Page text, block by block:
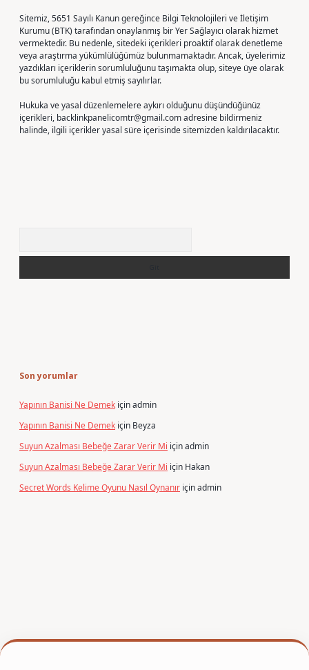
Sitemiz, 5651 Sayılı Kanun gereğince Bilgi Teknolojileri ve İletişim
Kurumu (BTK) tarafından onaylanmış bir Yer Sağlayıcı olarak hizmet
vermektedir. Bu nedenle, sitedeki içerikleri proaktif olarak denetleme
veya araştırma yükümlülüğümüz bulunmamaktadır. Ancak, üyelerimiz
yazdıkları içeriklerin sorumluluğunu taşımakta olup, siteye üye olarak
bu sorumluluğu kabul etmiş sayılırlar.
Hukuka ve yasal düzenlemelere aykırı olduğunu düşündüğünüz
içerikleri, backlinkpanelicomtr@gmail.comadresine bildirmeniz
halinde, ilgili içerikler yasal süre içerisinde sitemizden kaldırılacaktır.
Son yorumlar
Yapının Banisi Ne Demek içinadmin
Yapının Banisi Ne Demek için Beyza
Suyun Azalması Bebeğe Zarar Verir Mi içinadmin
Suyun Azalması Bebeğe Zarar Verir Mi için Hakan
Secret Words Kelime Oyunu Nasıl Oynanır içinadmin